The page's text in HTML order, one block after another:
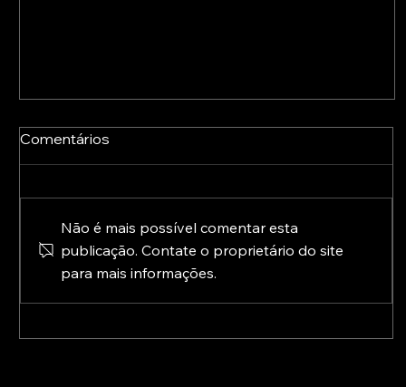
A Europa já está a preparar o pós-2027:
Comentários
Não é mais possível comentar esta
publicação. Contate o proprietário do site
para mais informações.